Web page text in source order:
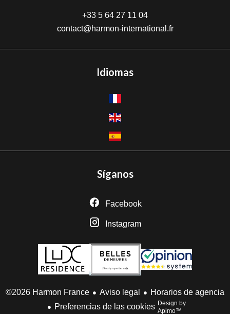
+33 5 64 27 11 04
contact@harmon-international.fr
Idiomas
Síganos
Facebook
Instagram
©2026 Harmon France Aviso legal
Horarios de agencia
Preferencias de las cookies Design by
Apimo™